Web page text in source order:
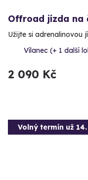
Offroad jízda na
Užijte si adrenalinovou
Vílanec (+ 1 další
2 090 Kč
Volný termín už